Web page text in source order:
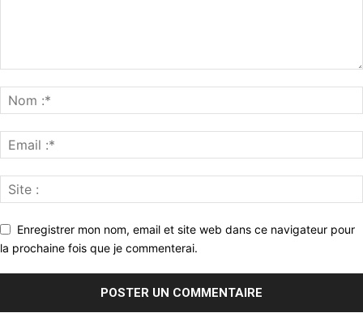
Enregistrer mon nom, email et site web dans ce navigateur pour
la prochaine fois que je commenterai.